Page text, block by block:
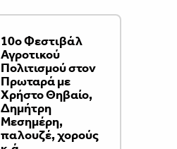
10ο Φεστιβάλ
Αγροτικού
Πολιτισμού στον
Πρωταρά με
Χρήστο Θηβαίο,
Δημήτρη
Μεσημέρη,
παλουζέ, χορούς